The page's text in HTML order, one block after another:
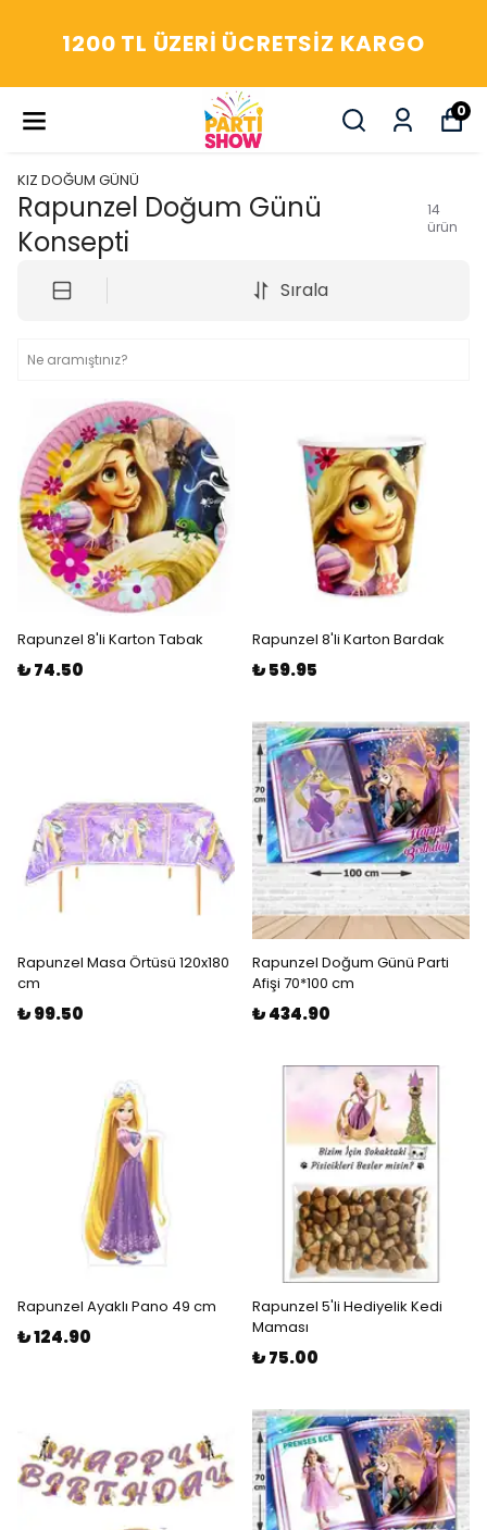
YAŞASIN! ARADIĞIM HERŞEY
PARTİ SHOW'DA
0
KIZ DOĞUM GÜNÜ
Rapunzel Doğum Günü
Konsepti
14
ürün
Sırala
Rapunzel 8'li Karton Tabak
₺ 74.50
Rapunzel 8'li Karton Bardak
₺ 59.95
Rapunzel Masa Örtüsü 120x180
cm
₺ 99.50
Rapunzel Doğum Günü Parti
Afişi 70*100 cm
₺ 434.90
Rapunzel Ayaklı Pano 49 cm
₺ 124.90
Rapunzel 5'li Hediyelik Kedi
Maması
₺ 75.00